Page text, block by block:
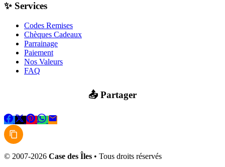
✨ Services
Codes Remises
Chèques Cadeaux
Parrainage
Paiement
Nos Valeurs
FAQ
📤 Partager
© 2007-2026 Case des Îles • Tous droits réservés